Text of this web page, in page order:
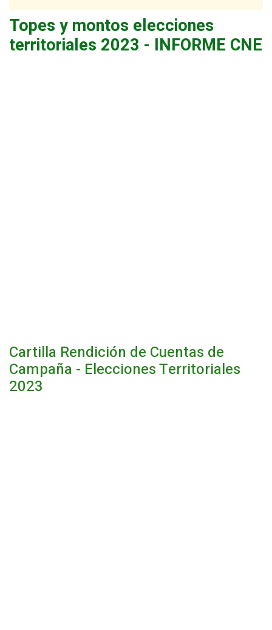
Topes y montos elecciones
territoriales 2023 - INFORME CNE
Cartilla Rendición de Cuentas de
Campaña - Elecciones Territoriales
2023